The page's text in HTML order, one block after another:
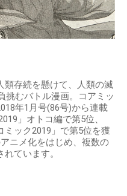
類存続を懸けて、人類の滅
挑むバトル漫画。コアミッ
年1月号(86号)から連載
」オトコ編で第5位、
ミック2019」で第5位を獲
ニメ化をはじめ、複数の
ています。